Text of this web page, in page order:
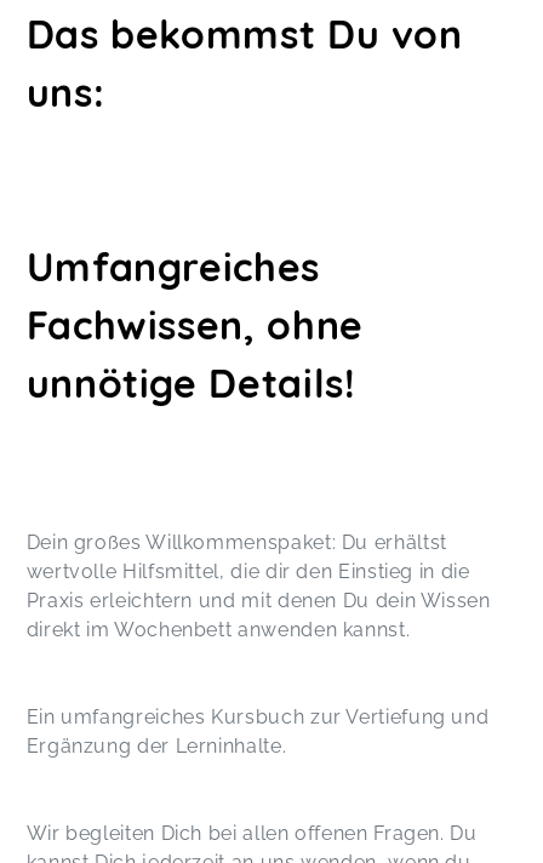
Das bekommst Du von
uns:
Umfangreiches
Fachwissen, ohne
unnötige Details!
Dein großes Willkommenspaket: Du erhältst
wertvolle Hilfsmittel, die dir den Einstieg in die
Praxis erleichtern und mit denen Du dein Wissen
direkt im Wochenbett anwenden kannst.
Ein umfangreiches Kursbuch zur Vertiefung und
Ergänzung der Lerninhalte.
Wir begleiten Dich bei allen offenen Fragen. Du